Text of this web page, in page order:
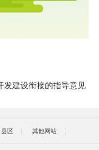
发建设衔接的指导意见
县区 其他网站